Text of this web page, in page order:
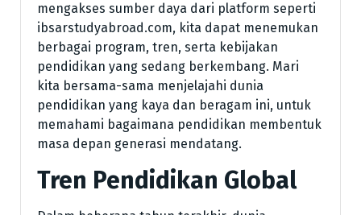
mengakses sumber daya dari platform seperti
ibsarstudyabroad.com, kita dapat menemukan
berbagai program, tren, serta kebijakan
pendidikan yang sedang berkembang. Mari
kita bersama-sama menjelajahi dunia
pendidikan yang kaya dan beragam ini, untuk
memahami bagaimana pendidikan membentuk
masa depan generasi mendatang.
Tren Pendidikan Global